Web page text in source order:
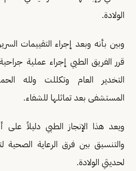
الولادة.
وبين بأنه وبعد إجراء التقييمات
قرر الفريق الطبي إجراء عملية
التخدير العام وتكللت ولله
المستشفى بعد تماثلها للشفاء.
ويعد هذا الإنجاز الطبي دليلاً على
والتنسيق بين فرق الرعاية الصحية
لحديثي الولادة.